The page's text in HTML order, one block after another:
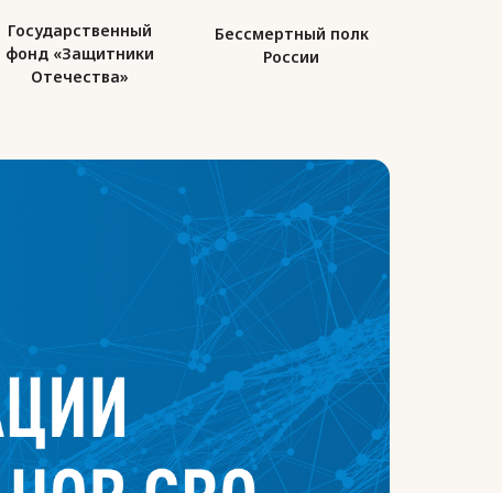
Бессмертный полк
России
Союз десантников
России